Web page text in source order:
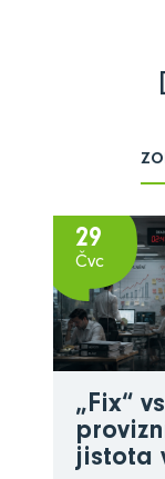
29
Čvc
„Fix“
jistota